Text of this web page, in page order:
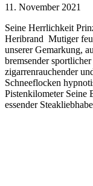
11. November 2021
Seine Herrlichkeit
Heribrand Mutiger
unserer Gemarkung,
bremsender
zigarrenrauchender
Schneeflocken
Pistenkilometer Seine
essender